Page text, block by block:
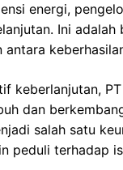
energi,
Ini
antara
keberlanjutan,
dan
salah satu
peduli terhadap